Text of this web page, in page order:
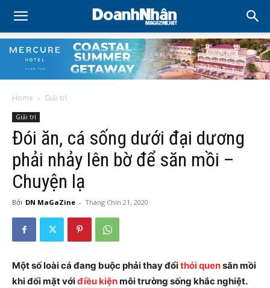
Home Giải trí
Giải trí
Đói ăn, cá sống dưới đại dương
phải nhảy lên bờ để săn mồi –
Chuyện lạ
Bởi DN MaGaZine - Tháng Chín 21, 2020
Một số loài cá đang buộc phải thay đổithói quensăn mồi
khi đối mặt vớiđiều kiệnmôi trường sống khắc nghiệt.